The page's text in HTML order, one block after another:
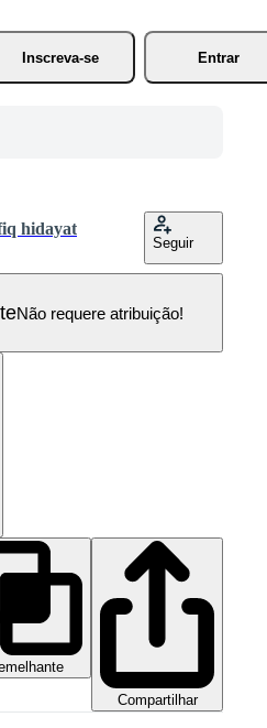
Inscreva-se
Entrar
hidayat
Seguir
Não requere atribuição!
Compartilhar